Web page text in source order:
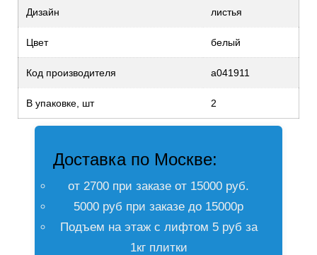
Дизайн листья
Цвет белый
Код производителя a041911
В упаковке, шт 2
Доставка по Москве:
от 2700 при заказе от 15000 руб.
5000 руб при заказе до 15000р
Подъем на этаж с лифтом 5 руб за
1кг плитки